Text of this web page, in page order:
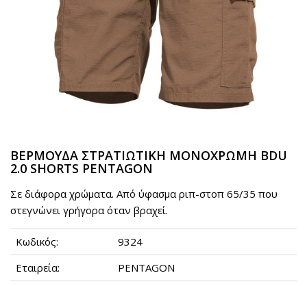
ΒΕΡΜΟΥΔΑ ΣΤΡΑΤΙΩΤΙΚΗ ΜΟΝΟΧΡΩΜΗ BDU
2.0 SHORTS PENTAGON
Σε διάφορα χρώματα. Aπό ύφασμα ριπ-στοπ 65/35 που
στεγνώνει γρήγορα όταν βραχεί.
Κωδικός:
9324
Εταιρεία:
PENTAGON